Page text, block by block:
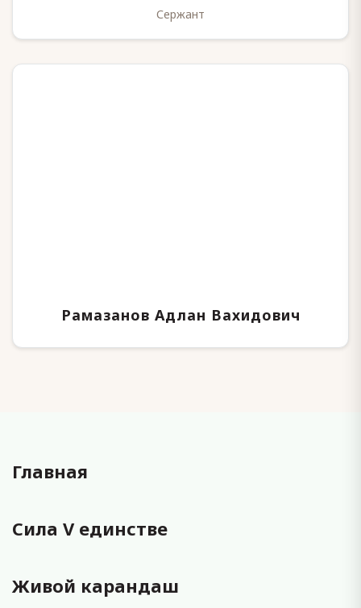
Сержант
Рамазанов Адлан Вахидович
Главная
Сила V единстве
Живой карандаш